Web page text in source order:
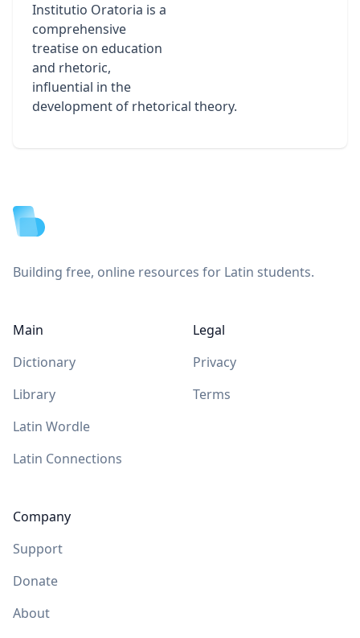
Institutio Oratoria is a
comprehensive
treatise on education
and rhetoric,
influential in the
development of rhetorical theory.
Building free, online resources for Latin students.
Main
Dictionary
Library
Latin Wordle
Latin Connections
Company
Support
Donate
About
Legal
Privacy
Terms